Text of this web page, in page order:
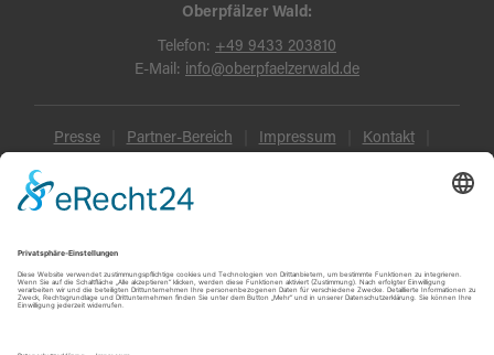
Oberpfälzer Wald:
Telefon: +49 9433 203810
E-Mail: info@oberpfaelzerwald.de
Presse Partner-Bereich Impressum Kontakt
Datenschutz